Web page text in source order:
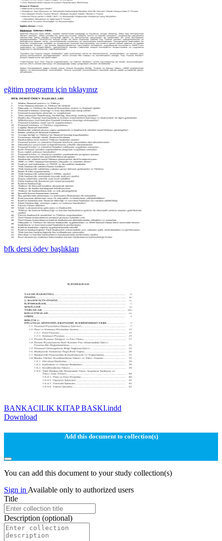
eğitim programı için tıklayınız
bfk dersi ödev başlıkları
BANKACILIK KITAP BASKI.indd
Download
Add this document to collection(s)
You can add this document to your study collection(s)
Sign in Available only to authorized users
Title
Description (optional)